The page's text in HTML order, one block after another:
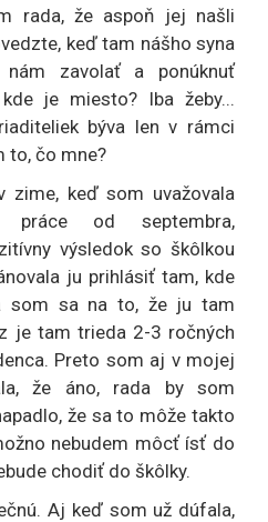
rada, že aspoň jej našli
keď tam nášho syna
nám zavolať a ponúknuť
je miesto? Iba žeby...
býva len v rámci
to, čo mne?
zime, keď som uvažovala
od septembra,
výsledok so škôlkou
ju prihlásiť tam, kde
som sa na to, že ju tam
je tam trieda 2-3 ročných
Preto som aj v mojej
že áno, rada by som
že sa to môže takto
nebudem môcť ísť do
chodiť do škôlky.
Aj keď som už dúfala,